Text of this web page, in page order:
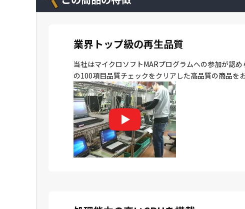
業界トップ級の再生品質
当社はマイクロソフトMARプログラムへの参加が認
の100項目品質チェックをクリアした高品質の商品を